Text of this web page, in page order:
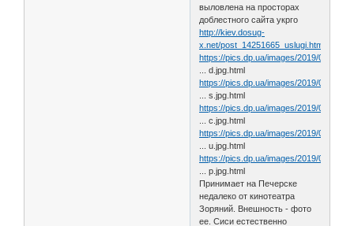
выловлена на просторах
доблестного сайта укрго
http://kiev.dosug-
x.net/post_14251665_uslugi.html
https://pics.dp.ua/images/2019/02/94lb4
... d.jpg.html
https://pics.dp.ua/images/2019/02/
... s.jpg.html
https://pics.dp.ua/images/2019/02/rda00
... c.jpg.html
https://pics.dp.ua/images/2019/02/kld8j
... u.jpg.html
https://pics.dp.ua/images/2019/02/ul331
... p.jpg.html
Принимает на Печерске
недалеко от кинотеатра
Зоряний. Внешность - фото
ее. Сиси естественно